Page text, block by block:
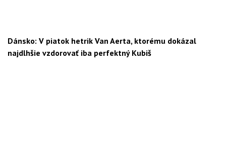
Dánsko: V piatok hetrik Van Aerta, ktorému dokázal
najdlhšie vzdorovať iba perfektný Kubiš